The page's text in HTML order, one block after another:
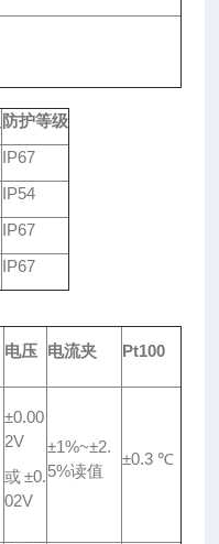
防护等级
IP67
IP54
IP67
IP67
电压 电流夹 Pt100
±0.00
2V
或±0.
02V
±1%~±2.
5%读值
±0.3 ℃